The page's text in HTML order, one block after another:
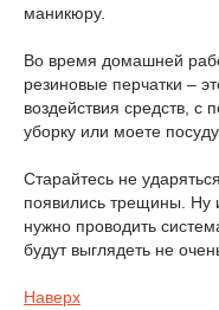
маникюру.
Во время домашней
резиновые перчатки –
воздействия средств,
уборку или моете посуду.
Старайтесь не
появились трещины. Ну
нужно проводить
будут выглядеть не
Наверх